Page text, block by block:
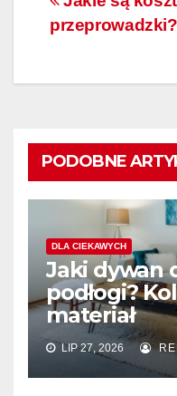
przeprowadzki?
PODOBNE
DLA CIEKAWYCH
Jaki dywan
podłogi?
materiał
LIP 27, 2026